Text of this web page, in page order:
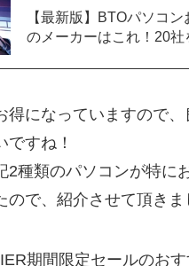
【最新版】BTOパソコン
のメーカーはこれ！20社
得になっていますので、
ですね！
2種類のパソコンが特に
ので、紹介させて頂きま
期間限定セールのお